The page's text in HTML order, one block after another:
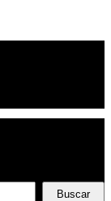
Buscar